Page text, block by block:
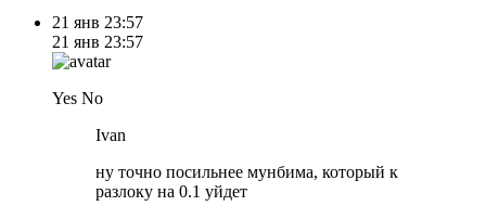
21 янв 23:57
21 янв 23:57
Yes No
Ivan
ну точно посильнее мунбима, который к
разлоку на 0.1 уйдет